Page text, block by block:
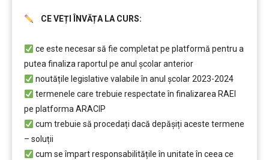
CE VEȚI ÎNVĂȚA LA CURS:
ce este necesar să fie completat pe platformă pentru a
putea finaliza raportul pe anul școlar anterior
noutățile legislative valabile în anul școlar 2023-2024
termenele care trebuie respectate în finalizarea RAEI
pe platforma ARACIP
cum trebuie să procedați dacă depăşiți aceste termene
– soluții
cum se împart responsabilitățile în unitate în ceea ce